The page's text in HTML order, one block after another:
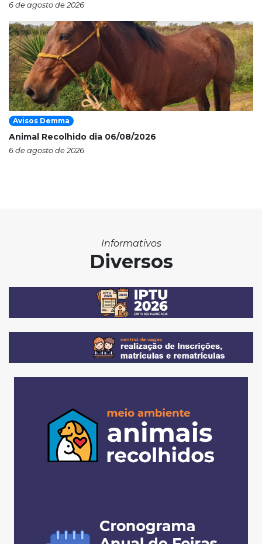
6 de agosto de 2026
Avisos Demma
Animal Recolhido dia 06/08/2026
6 de agosto de 2026
Informativos
Diversos